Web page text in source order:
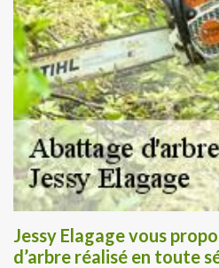
Jessy Elagage vous
d’arbre réalisé en toute